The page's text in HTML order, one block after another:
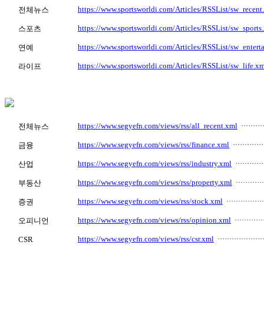
전체뉴스 https://www.sportsworldi.com/Articles/RSSList/
스포츠 https://www.sportsworldi.com/Articles/RSSList/
연예 https://www.sportsworldi.com/Articles/RSSList/
라이프 https://www.sportsworldi.com/Articles/RSSList/
전체뉴스 https://www.segyefn.com/views/rss/all_recent.xml
금융 https://www.segyefn.com/views/rss/finance.xml
산업 https://www.segyefn.com/views/rss/industry.xml
부동산 https://www.segyefn.com/views/rss/property.xml
증권 https://www.segyefn.com/views/rss/stock.xml
오피니언 https://www.segyefn.com/views/rss/opinion.xml
CSR https://www.segyefn.com/views/rss/csr.xml